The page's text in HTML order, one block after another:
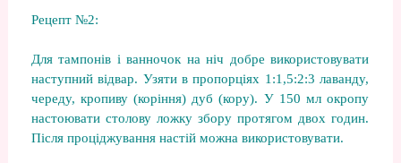
Рецепт №2:
Для тампонів і ванночок на ніч добре використовувати
наступний відвар. Узяти в пропорціях 1:1,5:2:3 лаванду,
череду, кропиву (коріння) дуб (кору). У 150 мл окропу
настоювати столову ложку збору протягом двох годин.
Після проціджування настій можна використовувати.